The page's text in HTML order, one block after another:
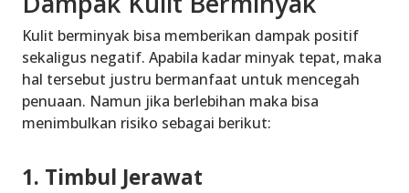
Kulit berminyak bisa memberikan dampak positif
sekaligus negatif. Apabila kadar minyak tepat, maka
hal tersebut justru bermanfaat untuk mencegah
penuaan. Namun jika berlebihan maka bisa
menimbulkan risiko sebagai berikut:
1. Timbul Jerawat